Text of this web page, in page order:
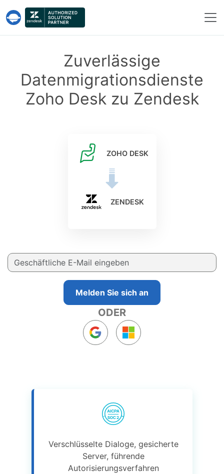
Help Desk Migration
Zuverlässige
Datenmigrationsdienste
Zoho Desk zu Zendesk
ZOHO DESK
ZENDESK
Melden Sie sich an
ODER
Verschlüsselte Dialoge, gesicherte
Server, führende
Autorisierungsverfahren